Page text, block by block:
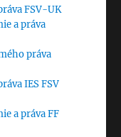
FSV-UK
a práva
práva
IES FSV
a práva FF